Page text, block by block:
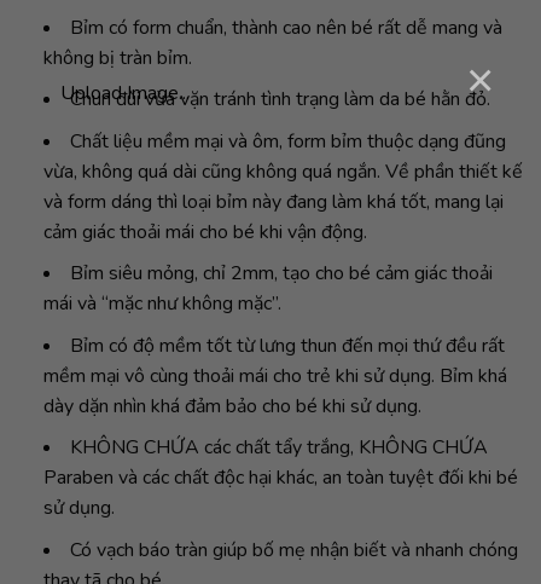
Upload Image... ×
Bỉm có form chuẩn, thành cao nên bé rất dễ mang và
không bị tràn bỉm.
Chun đùi vừa vặn tránh tình trạng làm da bé hằn đỏ.
Chất liệu mềm mại và ôm, form bỉm thuộc dạng đũng
vừa, không quá dài cũng không quá ngắn. Về phần thiết kế
và form dáng thì loại bỉm này đang làm khá tốt, mang lại
cảm giác thoải mái cho bé khi vận động.
Bỉm siêu mỏng, chỉ 2mm, tạo cho bé cảm giác thoải
mái và “mặc như không mặc”.
Bỉm có độ mềm tốt từ lưng thun đến mọi thứ đều rất
mềm mại vô cùng thoải mái cho trẻ khi sử dụng. Bỉm khá
dày dặn nhìn khá đảm bảo cho bé khi sử dụng.
KHÔNG CHỨA các chất tẩy trắng, KHÔNG CHỨA
Paraben và các chất độc hại khác, an toàn tuyệt đối khi bé
sử dụng.
Có vạch báo tràn giúp bố mẹ nhận biết và nhanh chóng